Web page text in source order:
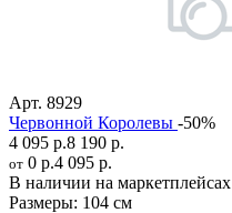
Арт. 8929
Червонной Королевы -50%
4 095 р.8 190 р.
от 0 р.4 095 р.
В наличии на маркетплейсах
Размеры: 104 см